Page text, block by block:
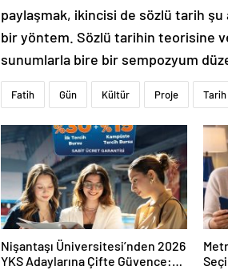
paylaşmak, ikincisi de sözlü tarih
bir yöntem. Sözlü tarihin teorisine
sunumlarla bire bir sempozyum
Fatih Gün Kültür Proje Tarih
Nişantaşı Üniversitesi’nden 2026
YKS Adaylarına Çifte Güvence: